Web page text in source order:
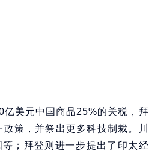
美元中国商品25%的关税，拜
策，并祭出更多科技制裁。川
；拜登则进一步提出了印太经